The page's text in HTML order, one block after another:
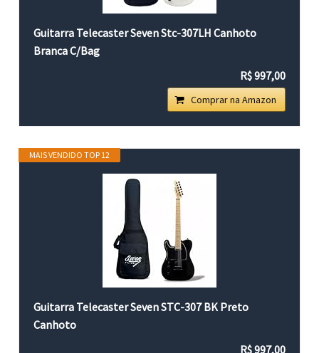
Guitarra Telecaster Seven Stc-307LH Canhoto
Branca C/Bag
R$ 997,00
Comprar na Amazon
MAIS VENDIDO TOP 12
Guitarra Telecaster Seven STC-307 BK Preto
Canhoto
R$ 997,00